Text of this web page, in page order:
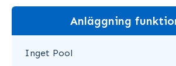
Anläggning
Inget Pool